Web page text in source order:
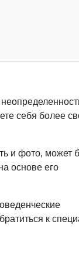
себя более
и фото, может
основе его
к